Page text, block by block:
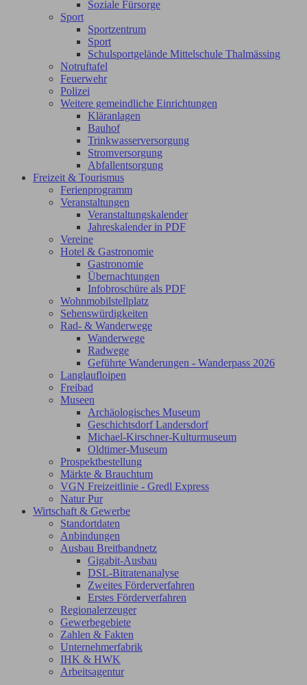
Soziale Fürsorge
Sport
Sportzentrum
Sport
Schulsportgelände Mittelschule Thalmässing
Notruftafel
Feuerwehr
Polizei
Weitere gemeindliche Einrichtungen
Kläranlagen
Bauhof
Trinkwasserversorgung
Stromversorgung
Abfallentsorgung
Freizeit & Tourismus
Ferienprogramm
Veranstaltungen
Veranstaltungskalender
Jahreskalender in PDF
Vereine
Hotel & Gastronomie
Gastronomie
Übernachtungen
Infobroschüre als PDF
Wohnmobilstellplatz
Sehenswürdigkeiten
Rad- & Wanderwege
Wanderwege
Radwege
Geführte Wanderungen - Wanderpass 2026
Langlaufloipen
Freibad
Museen
Archäologisches Museum
Geschichtsdorf Landersdorf
Michael-Kirschner-Kulturmuseum
Oldtimer-Museum
Prospektbestellung
Märkte & Brauchtum
VGN Freizeitlinie - Gredl Express
Natur Pur
Wirtschaft & Gewerbe
Standortdaten
Anbindungen
Ausbau Breitbandnetz
Gigabit-Ausbau
DSL-Bitratenanalyse
Zweites Förderverfahren
Erstes Förderverfahren
Regionalerzeuger
Gewerbegebiete
Zahlen & Fakten
Unternehmerfabrik
IHK & HWK
Arbeitsagentur